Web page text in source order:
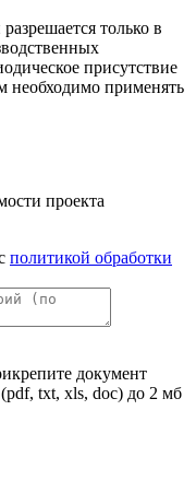
только в
присутствие
необходимо применять
проекта
политикой обработки
документ
(pdf, txt, xls, doc) до 2 мб